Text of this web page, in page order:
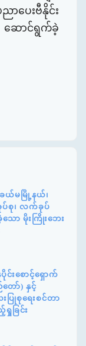
ပေးဗီနိုင်း
ဆောင်ရွက်ခဲ့
းခယ်မမြို့နယ်၊
ပ်စု၊ လက်ခုပ်
သော မိုးကြိုးဘေး
းစောင့်ရှောက်
တော်) နှင့်
ပြုစုရေးစင်တာ
ခြင်း